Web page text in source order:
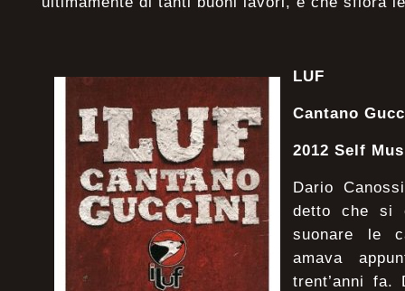
LUF
Cantano
2012 Self
Dario
detto che si
suonare le
amava
trent’anni